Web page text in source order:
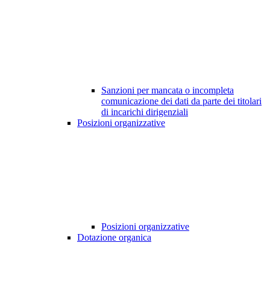
Sanzioni per mancata o incompleta
comunicazione dei dati da parte dei titolari
di incarichi dirigenziali
Posizioni organizzative
Posizioni organizzative
Dotazione organica